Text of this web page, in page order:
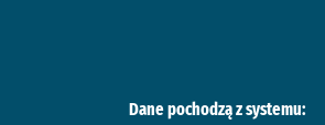
Dane pochodzą z systemu: